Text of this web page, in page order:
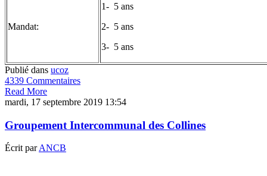
Mandat:
1- 5 ans
2- 5 ans
3- 5 ans
Publié dans ucoz
4339 Commentaires
Read More
mardi, 17 septembre 2019 13:54
Groupement Intercommunal des Collines
Écrit parANCB